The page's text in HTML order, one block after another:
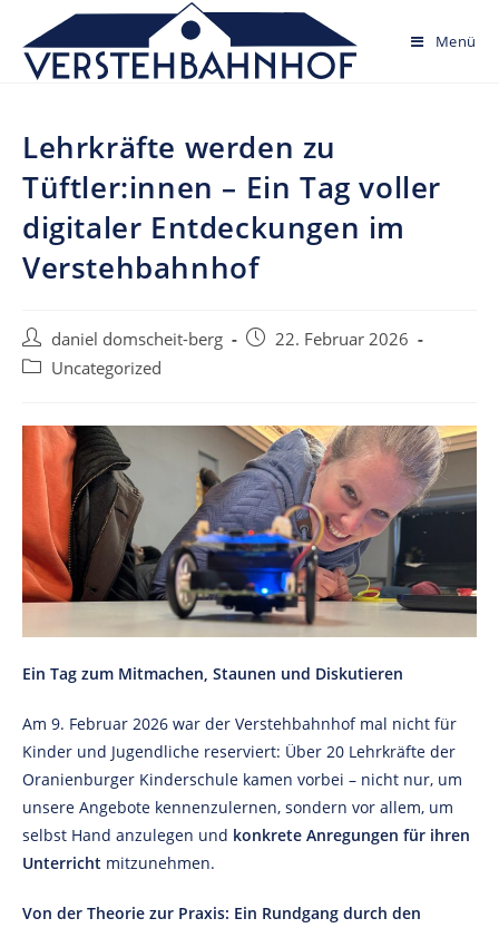
content
Menü
Lehrkräfte werden zu
Tüftler:innen – Ein Tag voller
digitaler Entdeckungen im
Verstehbahnhof
Post
author:
daniel domscheit-berg
Post 22. Februar 2026
Post Uncategorized
Ein Tag zum Mitmachen, Staunen und Diskutieren
Am 9. Februar 2026 war der Verstehbahnhof mal nicht für
Kinder und Jugendliche reserviert: Über 20 Lehrkräfte der
Oranienburger Kinderschule kamen vorbei – nicht nur, um
unsere Angebote kennenzulernen, sondern vor allem, um
selbst Hand anzulegen und konkrete Anregungen für ihren
Unterricht mitzunehmen.
Von der Theorie zur Praxis: Ein Rundgang durch den